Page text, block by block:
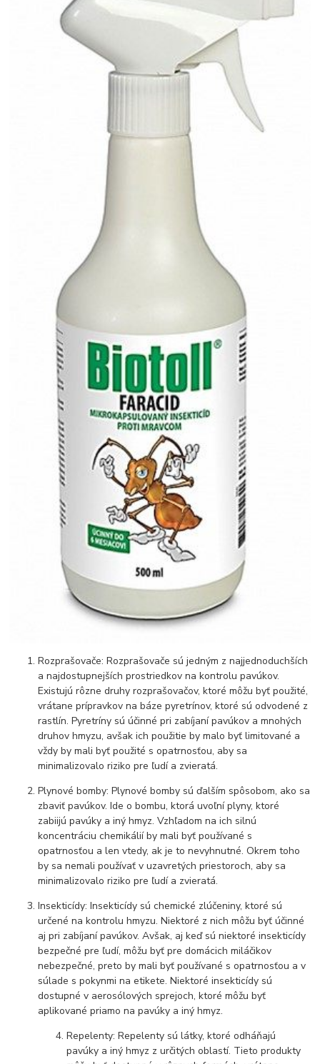
Rozprašovače: Rozprašovače sú jedným z najjednoduchších
a najdostupnejších prostriedkov na kontrolu pavúkov.
Existujú rôzne druhy rozprašovačov, ktoré môžu byť použité,
vrátane prípravkov na báze pyretrínov, ktoré sú odvodené z
rastlín. Pyretríny sú účinné pri zabíjaní pavúkov a mnohých
druhov hmyzu, avšak ich použitie by malo byť limitované a
vždy by mali byť použité s opatrnosťou, aby sa
minimalizovalo riziko pre ľudí a zvieratá.
Plynové bomby: Plynové bomby sú ďalším spôsobom, ako sa
zbaviť pavúkov. Ide o bombu, ktorá uvoľní plyny, ktoré
zabiijú pavúky a iný hmyz. Vzhľadom na ich silnú
koncentráciu chemikálií by mali byť používané s
opatrnosťou a len vtedy, ak je to nevyhnutné. Okrem toho
by sa nemali používať v uzavretých priestoroch, aby sa
minimalizovalo riziko pre ľudí a zvieratá.
Insekticídy: Insekticídy sú chemické zlúčeniny, ktoré sú
určené na kontrolu hmyzu. Niektoré z nich môžu byť účinné
aj pri zabíjaní pavúkov. Avšak, aj keď sú niektoré insekticídy
bezpečné pre ľudí, môžu byť pre domácich miláčikov
nebezpečné, preto by mali byť používané s opatrnosťou a v
súlade s pokynmi na etikete. Niektoré insekticídy sú
dostupné v aerosólových sprejoch, ktoré môžu byť
aplikované priamo na pavúky a iný hmyz.
Repelenty: Repelenty sú látky, ktoré odháňajú
pavúky a iný hmyz z určitých oblastí. Tieto produkty